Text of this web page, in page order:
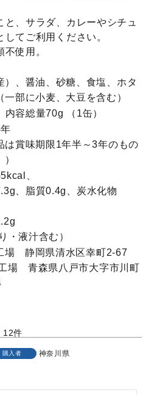
、サラダ、カレーやシチュ
てご利用ください。
使用。
）、醤油、砂糖、食塩、ホタ
一部に小麦、大豆を含む）
内容総量70g （1缶）
は賞味期限1年半～3年のもの
、
、脂質0.4g、炭水化物
・液汁含む）
場 静岡県清水区幸町2-67
場 青森県八戸市大字市川町
12
購入者
神奈川県